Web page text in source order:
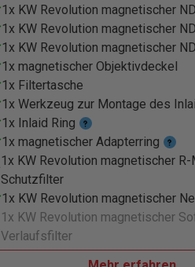
1x KW Revolution magnetischer
1x KW Revolution magnetischer
1x KW Revolution magnetischer
1x magnetischer Objektivdeckel
1x Filtertasche
1x Werkzeug zur Montage des
1x Inlaid Ring
1x magnetischer Adapterring
1x KW Revolution magnetischer R-
Schutzfilter
1x KW Revolution magnetischer
1x KW Revolution magnetischer
Verlaufsfilter